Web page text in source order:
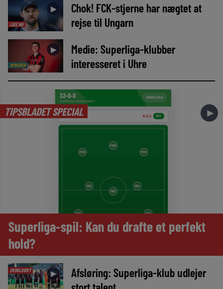
LIGE NU
►
Chok! FCK-stjerne har nægtet at
rejse til Ungarn
NYHEDER
►
Medie: Superliga-klubber
interesseret i Uhre
TIPSBLADET SPECIAL ►
Superliga-spil: Kan du drafte et perfekt
hold?
EKSKLUSIVT ►
Afsløring: Superliga-klub udlejer